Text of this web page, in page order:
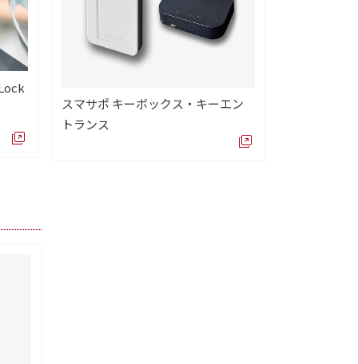
スマサポ キーボックス・キーエン
トランス